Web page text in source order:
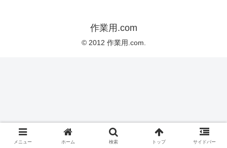
作業用.com
© 2012 作業用.com.
メニュー ホーム 検索 トップ サイドバー